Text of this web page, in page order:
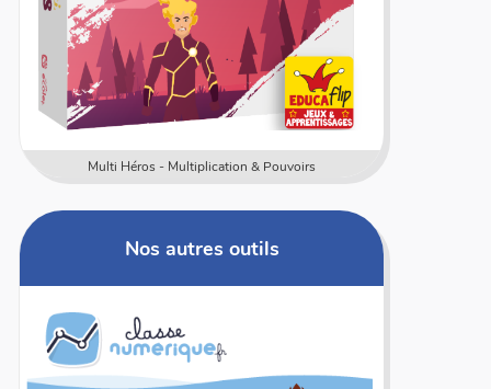
Multi Héros - Multiplication & Pouvoirs
Nos autres outils